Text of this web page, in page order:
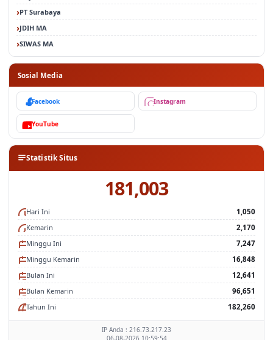
Ditjen Badilum
PT Surabaya
JDIH MA
SIWAS MA
Sosial Media
Facebook
YouTube
Statistik Situs
181,003
Hari Ini
1,050
Kemarin
2,170
Minggu Ini
7,247
Minggu Kemarin
16,848
Bulan Ini
12,641
Bulan Kemarin
96,651
Tahun Ini
182,260